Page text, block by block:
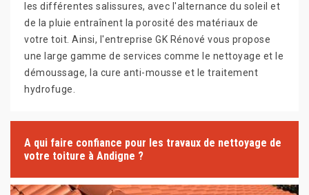
les différentes salissures, avec l'alternance du soleil et
de la pluie entraînent la porosité des matériaux de
votre toit. Ainsi, l'entreprise GK Rénové vous propose
une large gamme de services comme le nettoyage et le
démoussage, la cure anti-mousse et le traitement
hydrofuge.
A qui faire confiance pour les travaux de nettoyage de
votre toiture à Andigne ?